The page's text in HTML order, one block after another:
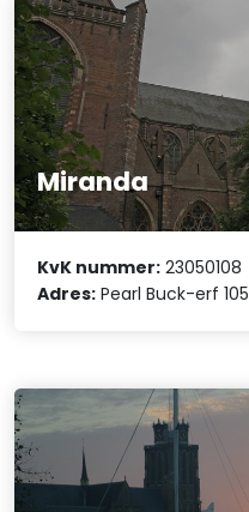
Miranda
KvK nummer: 23050108
Adres: Pearl Buck-erf 105